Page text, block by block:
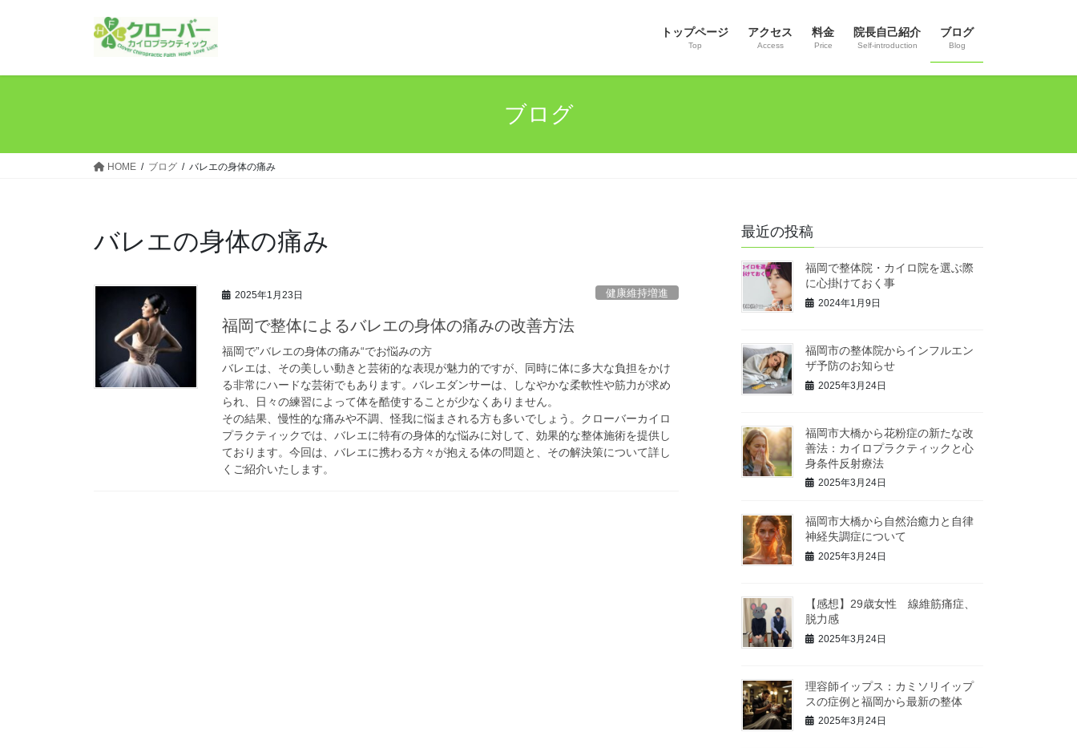
トップページ
Top
アクセス
Access
料金
Price
院長自己紹介
Self-introduction
ブログ
Blog
ブログ
HOME ブログ バレエの身体の痛み
バレエの身体の痛み
2025年1月23日 健康維持増進
福岡で整体によるバレエの身体の痛みの改善方法
福岡で”バレエの身体の痛み“でお悩みの方
バレエは、その美しい動きと芸術的な表現が魅力的ですが、同時に体に多大な負担をかけ
る非常にハードな芸術でもあります。バレエダンサーは、しなやかな柔軟性や筋力が求め
られ、日々の練習によって体を酷使することが少なくありません。
その結果、慢性的な痛みや不調、怪我に悩まされる方も多いでしょう。クローバーカイロ
プラクティックでは、バレエに特有の身体的な悩みに対して、効果的な整体施術を提供し
ております。今回は、バレエに携わる方々が抱える体の問題と、その解決策について詳し
くご紹介いたします。
最近の投稿
福岡で整体院・カイロ院を選ぶ際
に心掛けておく事
2024年1月9日
福岡市の整体院からインフルエン
ザ予防のお知らせ
2025年3月24日
福岡市大橋から花粉症の新たな改
善法：カイロプラクティックと心
身条件反射療法
2025年3月24日
福岡市大橋から自然治癒力と自律
神経失調症について
2025年3月24日
【感想】29歳女性 線維筋痛症、
脱力感
2025年3月24日
理容師イップス：カミソリイップ
スの症例と福岡から最新の整体
2025年3月24日